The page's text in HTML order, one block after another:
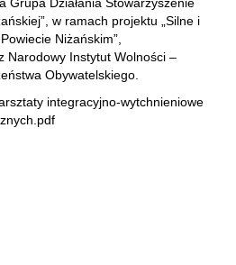
w ramach projektu „Silne i
Niżańskim”,
Narodowy Instytut Wolności –
Obywatelskiego.
integracyjno-wytchnieniowe